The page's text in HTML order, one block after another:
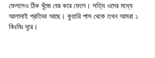
ফেললেও ঠিক খুঁজে বের করে ফেলে। সত্যি ওদের মধ্যে
আলাদাই প্রতিভা আছে। কুয়ারি পাস থেকে তখন আমরা ১
কিঃমিঃ দূরে।